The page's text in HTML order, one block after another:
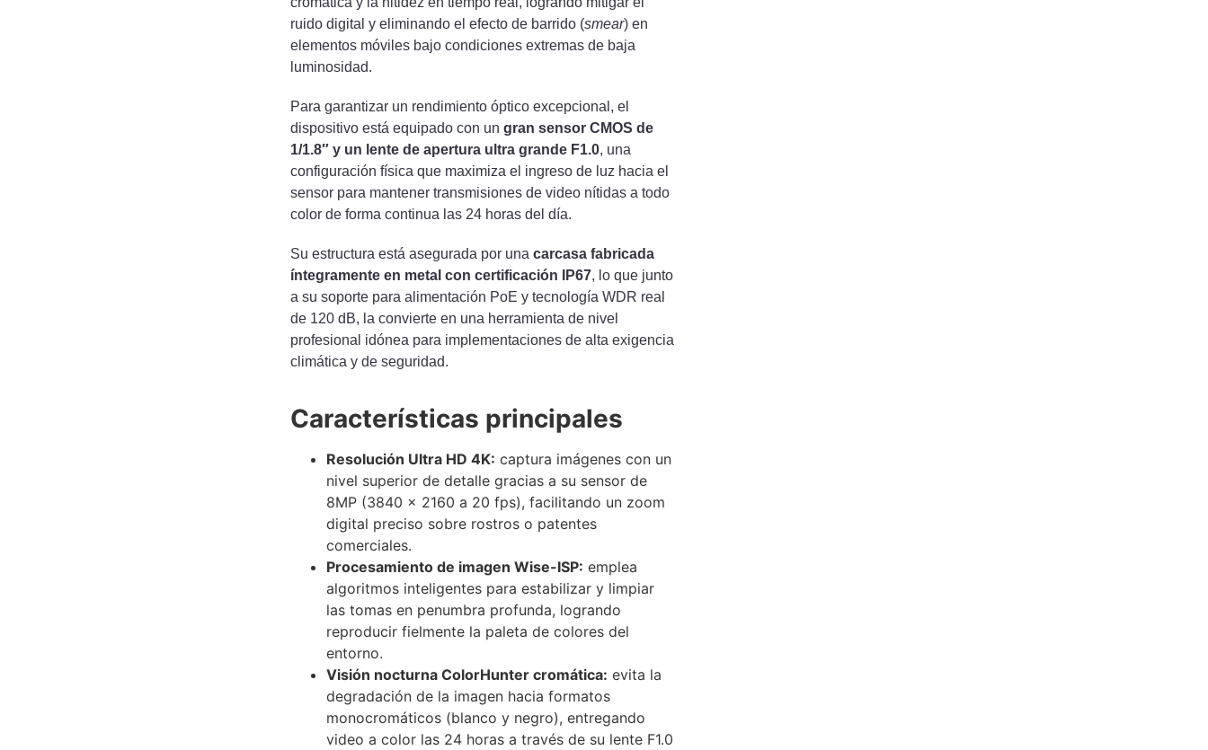
ruido digital y eliminando el efecto de barrido (smear) en
elementos móviles bajo condiciones extremas de baja
luminosidad.
Para garantizar un rendimiento óptico excepcional, el
dispositivo está equipado con un gran sensor CMOS de
1/1.8″ y un lente de apertura ultra grande F1.0, una
configuración física que maximiza el ingreso de luz hacia el
sensor para mantener transmisiones de video nítidas a todo
color de forma continua las 24 horas del día.
Su estructura está asegurada por una carcasa fabricada
íntegramente en metal con certificación IP67, lo que junto
a su soporte para alimentación PoE y tecnología WDR real
de 120 dB, la convierte en una herramienta de nivel
profesional idónea para implementaciones de alta exigencia
climática y de seguridad.
Características principales
Resolución Ultra HD 4K: captura imágenes con un
nivel superior de detalle gracias a su sensor de
8MP (3840 x 2160 a 20 fps), facilitando un zoom
digital preciso sobre rostros o patentes
comerciales.
Procesamiento de imagen Wise-ISP: emplea
algoritmos inteligentes para estabilizar y limpiar
las tomas en penumbra profunda, logrando
reproducir fielmente la paleta de colores del
entorno.
Visión nocturna ColorHunter cromática: evita la
degradación de la imagen hacia formatos
monocromáticos (blanco y negro), entregando
video a color las 24 horas a través de su lente F1.0